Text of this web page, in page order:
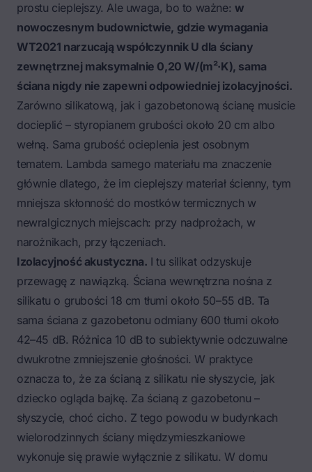
prostu cieplejszy. Ale uwaga, bo to ważne: w
nowoczesnym budownictwie, gdzie wymagania
WT2021 narzucają współczynnik U dla ściany
zewnętrznej maksymalnie 0,20 W/(m²·K), sama
ściana nigdy nie zapewni odpowiedniej izolacyjności.
Zarówno silikatową, jak i gazobetonową ścianę musicie
docieplić – styropianem grubości około 20 cm albo
wełną. Sama grubość ocieplenia jest osobnym
tematem. Lambda samego materiału ma znaczenie
głównie dlatego, że im cieplejszy materiał ścienny, tym
mniejsza skłonność do mostków termicznych w
newralgicznych miejscach: przy nadprożach, w
narożnikach, przy łączeniach.
Izolacyjność akustyczna. I tu silikat odzyskuje
przewagę z nawiązką. Ściana wewnętrzna nośna z
silikatu o grubości 18 cm tłumi około 50–55 dB. Ta
sama ściana z gazobetonu odmiany 600 tłumi około
42–45 dB. Różnica 10 dB to subiektywnie odczuwalne
dwukrotne zmniejszenie głośności. W praktyce
oznacza to, że za ścianą z silikatu nie słyszycie, jak
dziecko ogląda bajkę. Za ścianą z gazobetonu –
słyszycie, choć cicho. Z tego powodu w budynkach
wielorodzinnych ściany międzymieszkaniowe
wykonuje się prawie wyłącznie z silikatu. W domu